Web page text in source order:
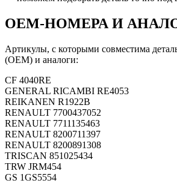
OEM-НОМЕРА И
Артикулы, с которыми совместима
(OEM) и аналоги:
CF 4040RE
GENERAL RICAMBI RE4053
REIKANEN R1922B
RENAULT 7700437052
RENAULT 7711135463
RENAULT 8200711397
RENAULT 8200891308
TRISCAN 851025434
TRW JRM454
GS 1GS5554